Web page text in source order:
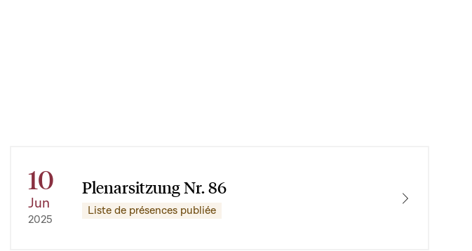
10
Jun
2025
Plenarsitzung Nr. 86
Liste de présences publiée